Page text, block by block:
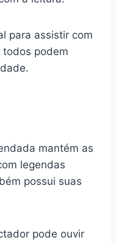
para assistir com
todos podem
mantém as
legendas
possui suas
pode ouvir